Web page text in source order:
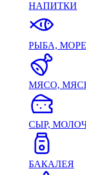
НАПИТКИ
РЫБА,
МЯСО,
СЫР,
БАКАЛЕЯ